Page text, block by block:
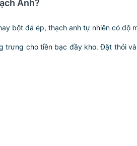
Anh?
bột đá ép, thạch anh tự nhiên có độ
trưng cho tiền bạc đầy kho. Đặt thỏi